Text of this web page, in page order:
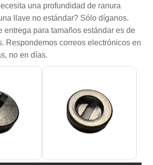
una profundidad de ranura
llave no estándar? Sólo díganos.
entrega para tamaños estándar es de
Respondemos correos electrónicos en
no en días.